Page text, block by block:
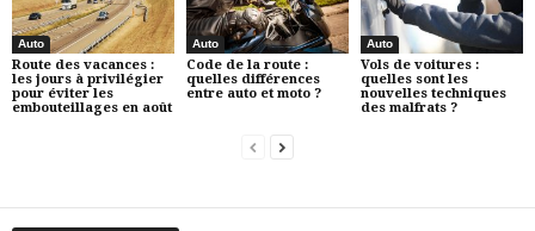
Auto
Route des vacances :
les jours à privilégier
pour éviter les
embouteillages en août
Auto
Code de la route :
quelles différences
entre auto et moto ?
Auto
Vols de voitures :
quelles sont les
nouvelles techniques
des malfrats ?